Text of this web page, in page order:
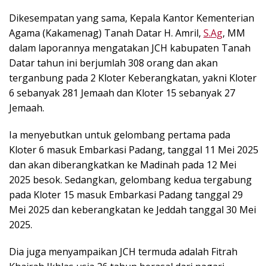
Dikesempatan yang sama, Kepala Kantor Kementerian
Agama (Kakamenag) Tanah Datar H. Amril, S.Ag, MM
dalam laporannya mengatakan JCH kabupaten Tanah
Datar tahun ini berjumlah 308 orang dan akan
terganbung pada 2 Kloter Keberangkatan, yakni Kloter
6 sebanyak 281 Jemaah dan Kloter 15 sebanyak 27
Jemaah.
Ia menyebutkan untuk gelombang pertama pada
Kloter 6 masuk Embarkasi Padang, tanggal 11 Mei 2025
dan akan diberangkatkan ke Madinah pada 12 Mei
2025 besok. Sedangkan, gelombang kedua tergabung
pada Kloter 15 masuk Embarkasi Padang tanggal 29
Mei 2025 dan keberangkatan ke Jeddah tanggal 30 Mei
2025.
Dia juga menyampaikan JCH termuda adalah Fitrah